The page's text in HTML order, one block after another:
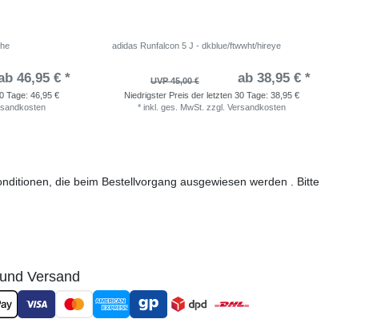
46,95 € *
Tage: 46,95 €
adidas Runfalcon 5 J - dkblue/ftwwht/hireye
UVP 45,00 € ab 38,95 € *
Niedrigster Preis der letzten 30 Tage: 38,95 €
* inkl. ges. MwSt. zzgl. Versandkosten
die beim Bestellvorgang ausgewiesen werden . Bitte
Versand